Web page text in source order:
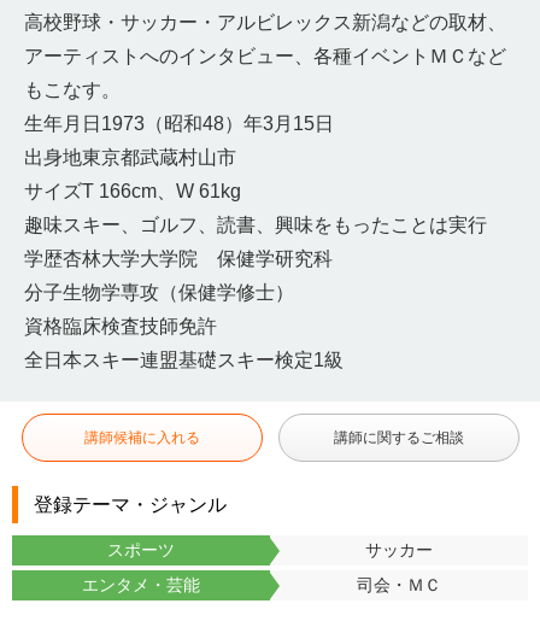
高校野球・サッカー・アルビレックス新潟などの取材、
アーティストへのインタビュー、各種イベントＭＣなど
もこなす。
生年月日1973（昭和48）年3月15日
出身地東京都武蔵村山市
サイズT 166cm、W 61kg
趣味スキー、ゴルフ、読書、興味をもったことは実行
学歴杏林大学大学院 保健学研究科
分子生物学専攻（保健学修士）
資格臨床検査技師免許
全日本スキー連盟基礎スキー検定1級
講師候補に入れる 講師に関するご相談
登録テーマ・ジャンル
スポーツ
サッカー
エンタメ・芸能
司会・ＭＣ